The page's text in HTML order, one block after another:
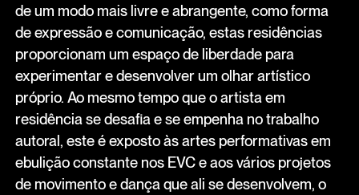
de um modo mais livre e abrangente, como forma
de expressão e comunicação, estas residências
proporcionam um espaço de liberdade para
experimentar e desenvolver um olhar artístico
próprio. Ao mesmo tempo que o artista em
residência se desafia e se empenha no trabalho
autoral, este é exposto às artes performativas em
ebulição constante nos EVC e aos vários projetos
de movimento e dança que ali se desenvolvem, o